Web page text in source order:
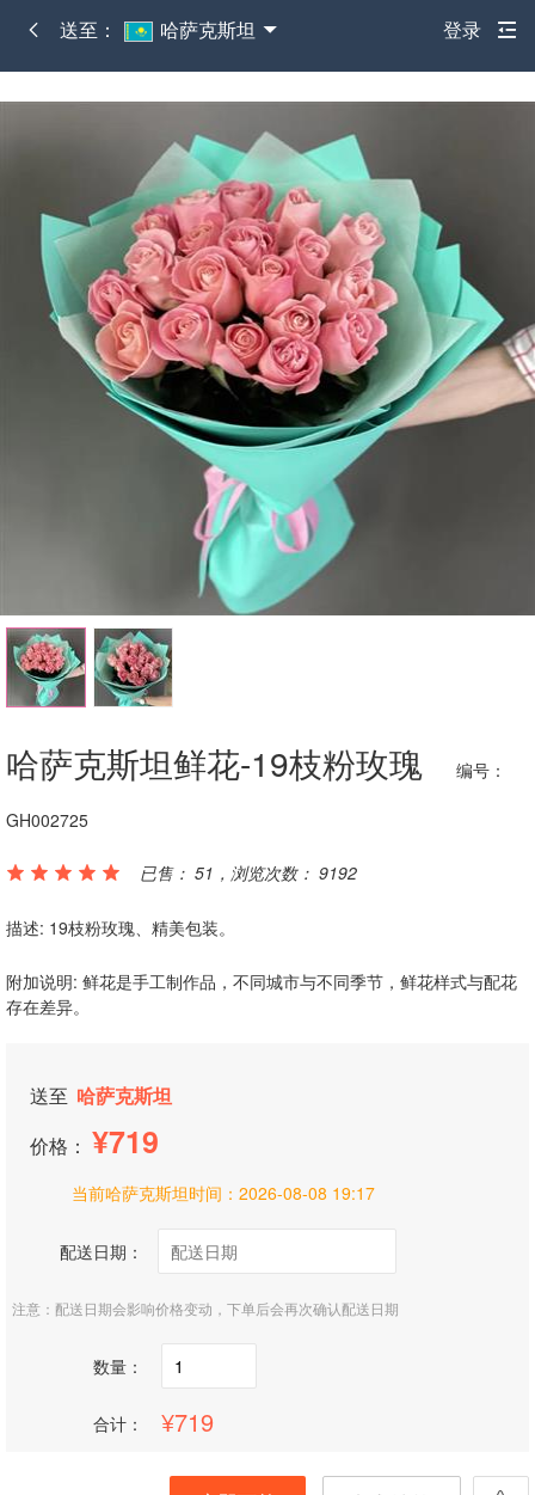
送至： 哈萨克斯坦 登录
哈萨克斯坦鲜花-19枝粉玫瑰 编号：
GH002725
已售： 51，浏览次数： 9192
描述: 19枝粉玫瑰、精美包装。
附加说明: 鲜花是手工制作品，不同城市与不同季节，鲜花样式与配花
存在差异。
送至 哈萨克斯坦
价格：
719
当前哈萨克斯坦时间： 2026-08-08 19:17
配送日期：
注意：配送日期会影响价格变动，下单后会再次确认配送日期
数量：
合计： 719